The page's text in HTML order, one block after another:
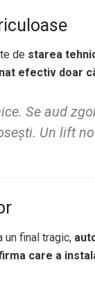
de starea
efectiv doar
Se aud
Un lift
un final tragic,
care a